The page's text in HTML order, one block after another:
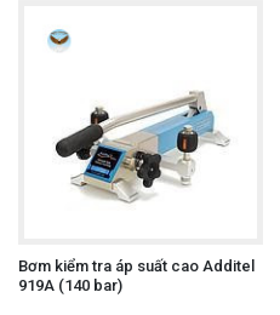
Bơm kiểm tra áp suất cao Additel
919A (140 bar)